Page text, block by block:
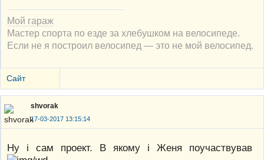
Мой гараж
Мастер спорта по езде за хлебушком на велосипеде.
Если не я построил велосипед — это не мой велосипед.
Сайт
shvorak
17-03-2017 13:15:14
Ну і сам проект. В якому і Женя поучаствував